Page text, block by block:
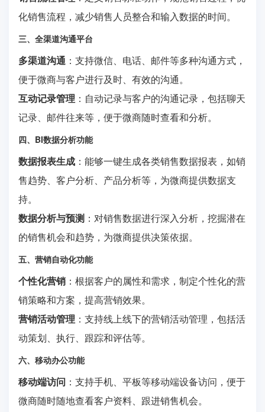
化销售流程，减少销售人员整合和输入数据的时间。
三、全渠道沟通平台
多渠道沟通 ：支持微信、电话、邮件等多种沟通方式，
便于微商与客户进行及时、有效的沟通。
互动记录管理 ：自动记录与客户的沟通记录，包括聊天
记录、邮件往来等，便于微商随时查看和分析。
四、BI数据分析功能
数据报表生成 ：能够一键生成各类销售数据报表，如销
售趋势、客户分析、产品分析等，为微商提供数据支
持。
数据分析与预测 ：对销售数据进行深入分析，挖掘潜在
的销售机会和趋势，为微商提供决策依据。
五、营销自动化功能
个性化营销 ：根据客户的属性和需求，制定个性化的营
销策略和方案，提高营销效果。
营销活动管理 ：支持线上线下的营销活动管理，包括活
动策划、执行、跟踪和评估等。
六、移动办公功能
移动端访问 ：支持手机、平板等移动端设备访问，便于
微商随时随地查看客户资料、跟进销售机会。